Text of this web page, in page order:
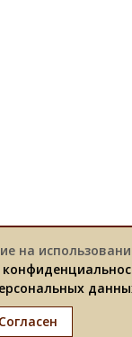
на
Согласен